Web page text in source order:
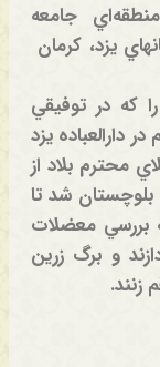
جامعه
يزد، كرمان
كه در توفيقي
دارالعباده يزد
محترم بلاد از
شد تا
بررسي معضلات
و برگ زرين
زنند.